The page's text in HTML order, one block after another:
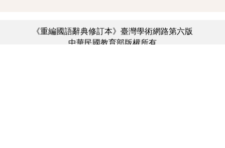
《重編國語辭典修訂本》臺灣學術網路第六版
中華民國教育部版權所有